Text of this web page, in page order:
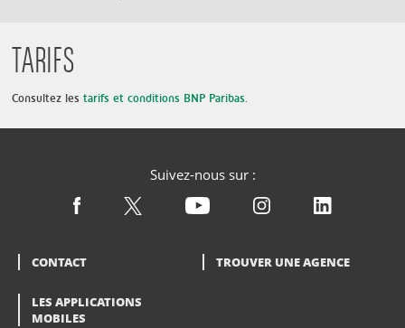
TARIFS
Consultez les tarifs et conditions BNP Paribas.
Suivez-nous sur :
CONTACT TROUVER UNE AGENCE
LES APPLICATIONS
MOBILES